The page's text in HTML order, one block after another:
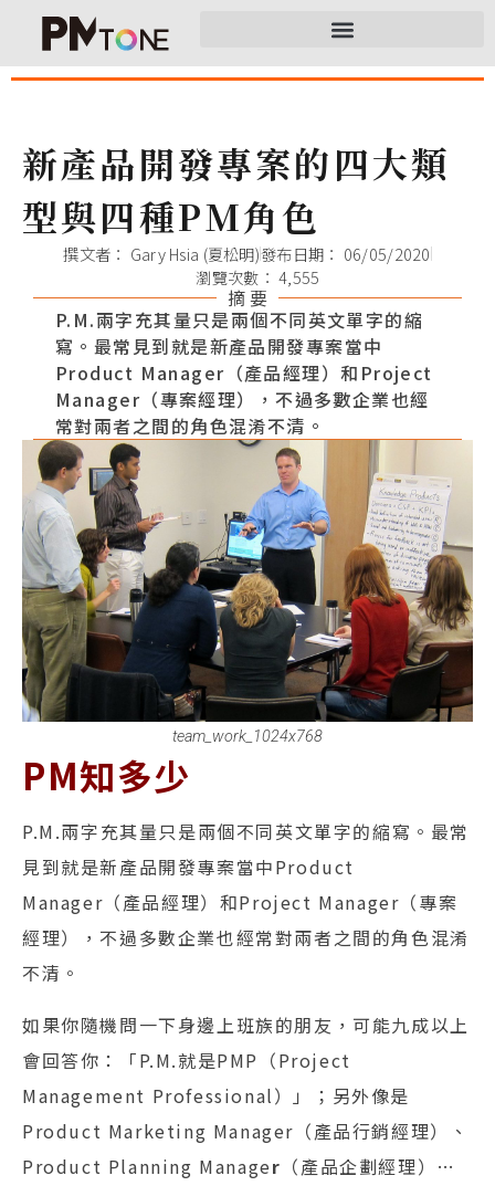
新產品開發專案的四大類
型與四種PM角色
撰文者： Gary Hsia (夏松明)發布日期： 06/05/2020
瀏覽次數： 4,555
摘 要
P.M.兩字充其量只是兩個不同英文單字的縮
寫。最常見到就是新產品開發專案當中
Product Manager（產品經理）和Project
Manager（專案經理），不過多數企業也經
常對兩者之間的角色混淆不清。
team_work_1024x768
PM知多少
P.M.兩字充其量只是兩個不同英文單字的縮寫。最常
見到就是新產品開發專案當中Product
Manager（產品經理）和Project Manager（專案
經理），不過多數企業也經常對兩者之間的角色混淆
不清。
如果你隨機問一下身邊上班族的朋友，可能九成以上
會回答你：「P.M.就是PMP（Project
Management Professional）」；另外像是
Product Marketing Manager（產品行銷經理）、
Product Planning Manager （產品企劃經理）…